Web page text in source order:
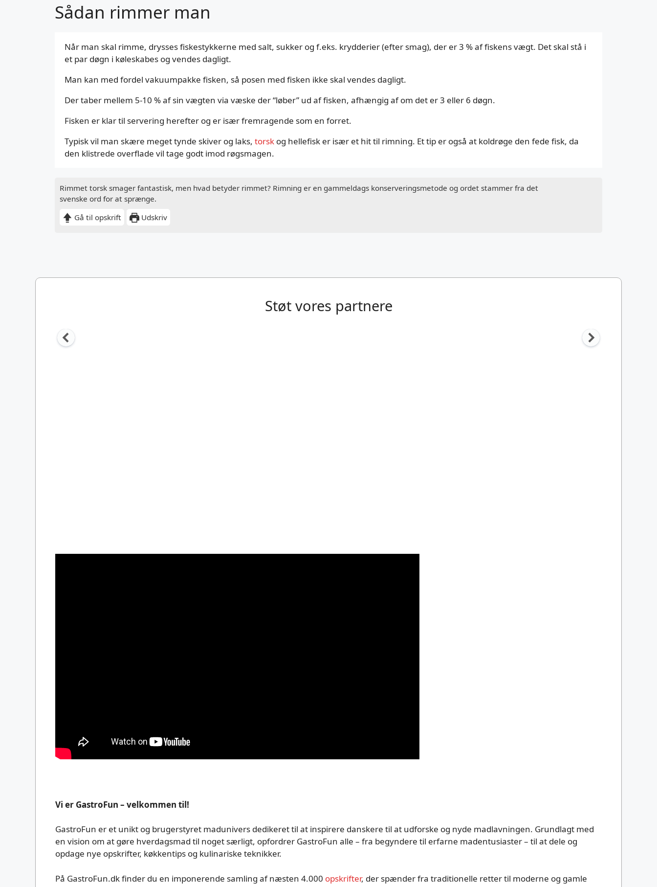
Rimmet torsk smager fantastisk, men hvad betyder rimmet? Rimning er en gammeldags konserveringsmetode og ordet stammer fra det
svenske ord for at sprænge.
Gå til opskrift
Udskriv
Sådan rimmer man
Når man skal rimme, drysses fiskestykkerne med salt, sukker og f.eks. krydderier (efter smag), der er 3 % af fiskens vægt. Det skal stå i
et par døgn i køleskabes og vendes dagligt.
Man kan med fordel vakuumpakke fisken, så posen med fisken ikke skal vendes dagligt.
Der taber mellem 5-10 % af sin vægten via væske der “løber” ud af fisken, afhængig af om det er 3 eller 6 døgn.
Fisken er klar til servering herefter og er især fremragende som en forret.
Typisk vil man skære meget tynde skiver og laks, torsk og hellefisk er især et hit til rimning. Et tip er også at koldrøge den fede fisk, da
den klistrede overflade vil tage godt imod røgsmagen.
Støt vores partnere
Vi er GastroFun – velkommen til!
GastroFun er et unikt og brugerstyret madunivers dedikeret til at inspirere danskere til at udforske og nyde madlavningen. Grundlagt med
en vision om at gøre hverdagsmad til noget særligt, opfordrer GastroFun alle – fra begyndere til erfarne madentusiaster – til at dele og
opdage nye opskrifter, køkkentips og kulinariske teknikker.
På GastroFun.dk finder du en imponerende samling af næsten 4.000 opskrifter, der spænder fra traditionelle retter til moderne og gamle